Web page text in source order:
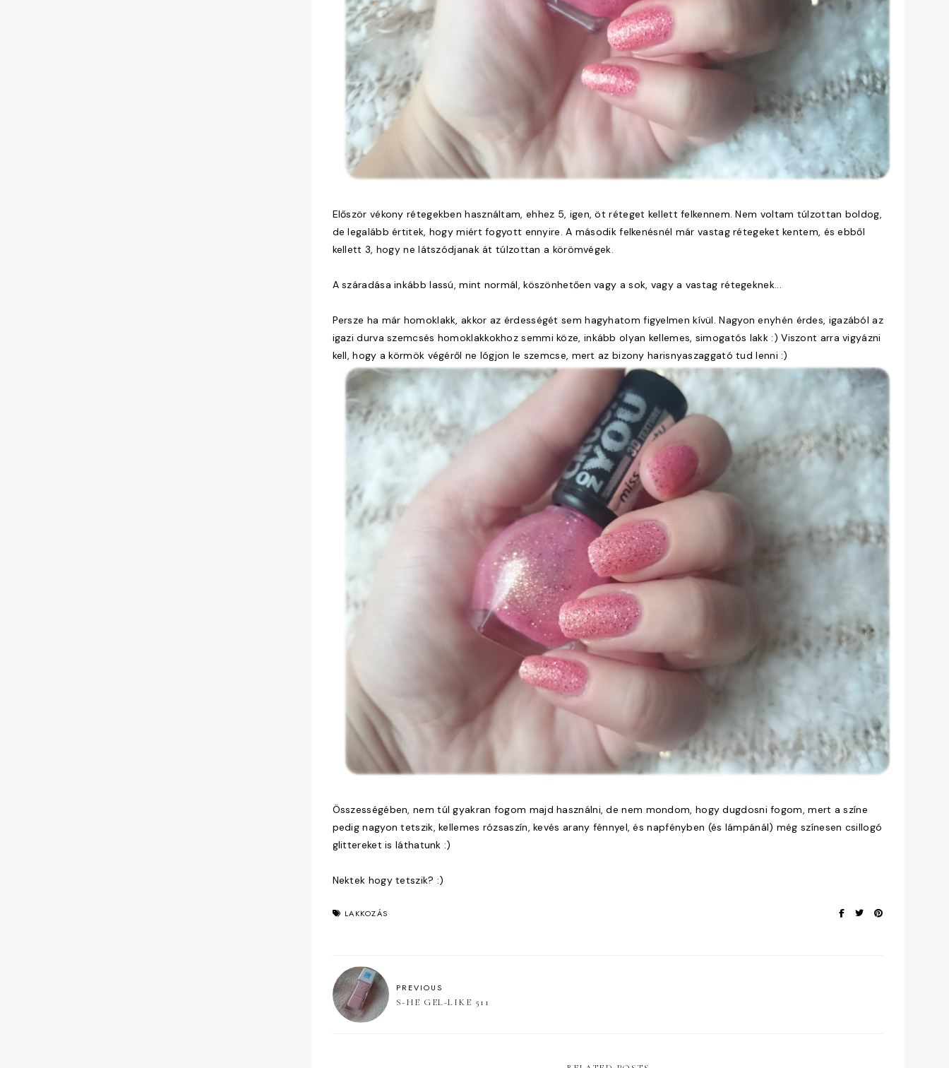
Először vékony rétegekben használtam, ehhez 5, igen, öt réteget kellett felkennem. Nem voltam túlzottan boldog,
de legalább értitek, hogy miért fogyott ennyire. A második felkenésnél már vastag rétegeket kentem, és ebből
kellett 3, hogy ne látszódjanak át túlzottan a körömvégek.
A száradása inkább lassú, mint normál, köszönhetően vagy a sok, vagy a vastag rétegeknek...
Persze ha már homoklakk, akkor az érdességét sem hagyhatom figyelmen kívül. Nagyon enyhén érdes, igazából az
igazi durva szemcsés homoklakkokhoz semmi köze, inkább olyan kellemes, simogatós lakk :) Viszont arra vigyázni
kell, hogy a körmök végéről ne lógjon le szemcse, mert az bizony harisnyaszaggató tud lenni :)
Összességében, nem túl gyakran fogom majd használni, de nem mondom, hogy dugdosni fogom, mert a színe
pedig nagyon tetszik, kellemes rózsaszín, kevés arany fénnyel, és napfényben (és lámpánál) még színesen csillogó
glittereket is láthatunk :)
Nektek hogy tetszik? :)
LAKKOZÁS
PREVIOUS
S-HE GEL-LIKE 511